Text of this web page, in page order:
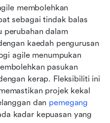
membolehkan
sebagai tindak balas
perubahan dalam
kaedah pengurusan
agile menumpukan
pasukan
kerap. Fleksibiliti ini
projek kekal
dan pemegang
kadar kepuasan yang